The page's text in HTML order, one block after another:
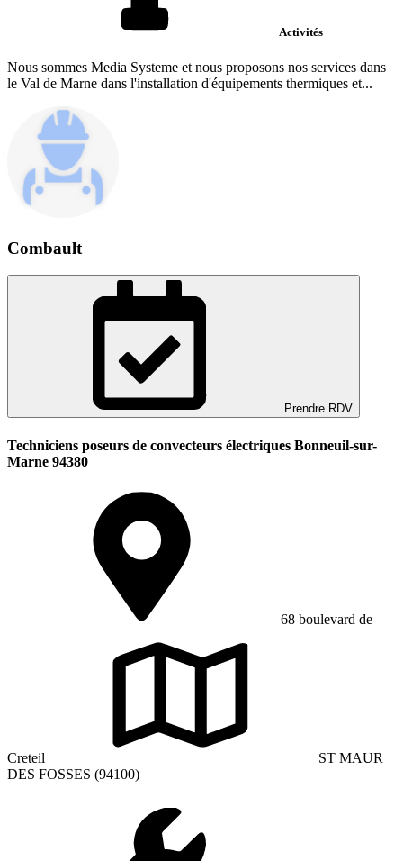
Activités
Nous sommes Media Systeme et nous proposons nos services dans
le Val de Marne dans l'installation d'équipements thermiques et...
Combault
Prendre RDV
Techniciens poseurs de convecteurs électriques Bonneuil-sur-
Marne 94380
68 boulevard de
Creteil
ST MAUR
DES FOSSES (94100)